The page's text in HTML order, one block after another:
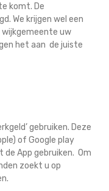
komt. De
We krijgen wel een
uw
het aan de juiste
gebruiken. Deze
of Google play
de App gebruiken. Om
zoekt u op